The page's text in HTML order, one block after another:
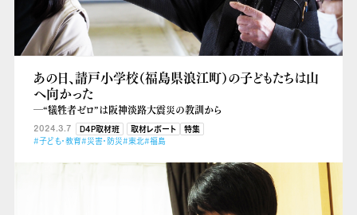
あの日、請戸小学校（福島県浪江町）の子どもたちは山
へ向かった
―“犠牲者ゼロ”は阪神淡路大震災の教訓から
2024.3.7 D4P取材班 取材レポート
特集
#子ども・教育#災害・防災#東北#福島